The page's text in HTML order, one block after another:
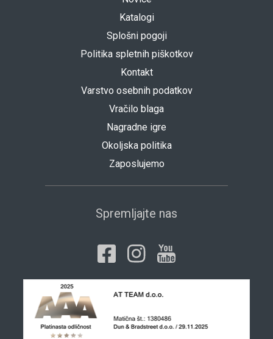
Katalogi
Splošni pogoji
Politika spletnih piškotkov
Kontakt
Varstvo osebnih podatkov
Vračilo blaga
Nagradne igre
Okoljska politika
Zaposlujemo
Spremljajte nas